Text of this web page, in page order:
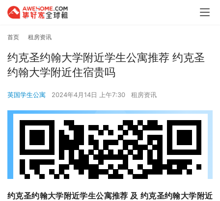
首页 租房资讯
约克圣约翰大学附近学生公寓推荐 约克圣
约翰大学附近住宿贵吗
英国学生公寓 2024年4月14日 上午7:30 租房资讯
约克圣约翰大学附近学生公寓推荐 及 约克圣约翰大学附近